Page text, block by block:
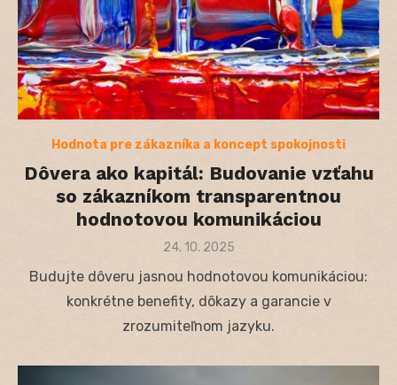
Hodnota pre zákazníka a koncept spokojnosti
Dôvera ako kapitál: Budovanie vzťahu
so zákazníkom transparentnou
hodnotovou komunikáciou
Posted
24. 10. 2025
Budujte dôveru jasnou hodnotovou komunikáciou:
konkrétne benefity, dôkazy a garancie v
zrozumiteľnom jazyku.